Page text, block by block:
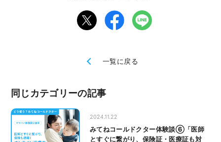
一覧に戻る
同じカテゴリーの記事
2024.11.22
みてねコールドクター体験談⑥「医師
とすぐに繋がり、保険証・医療証も対